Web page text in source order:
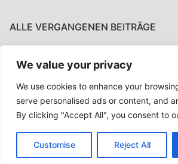
We value your privacy
We use cookies to enhance your
serve personalised ads or content, and
By clicking "Accept All", you consent to
Customise Reject All
ALLE VERGANGENEN BEITRÄGE
vergangenen
Beiträge
Copyright © 2026 Ehrenamt?
Customify